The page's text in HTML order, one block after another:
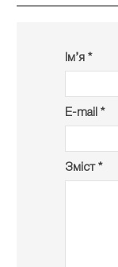
Ім’я *
E-mail *
Зміст *